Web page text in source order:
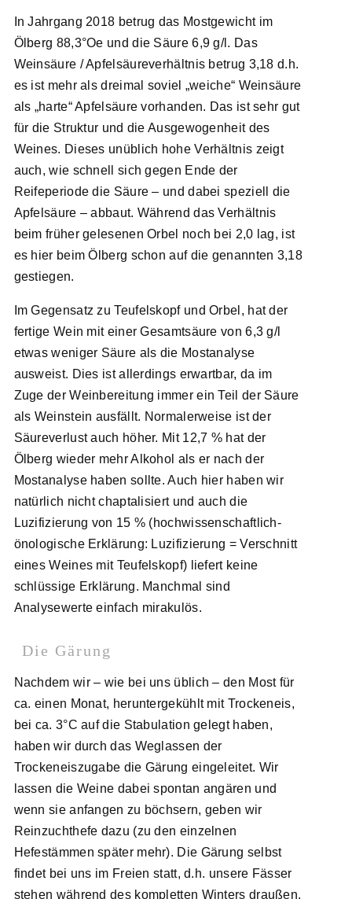
In Jahrgang 2018 betrug das Mostgewicht im
Ölberg 88,3°Oe und die Säure 6,9 g/l. Das
Weinsäure / Apfelsäureverhältnis betrug 3,18 d.h.
es ist mehr als dreimal soviel „weiche“ Weinsäure
als „harte“ Apfelsäure vorhanden. Das ist sehr gut
für die Struktur und die Ausgewogenheit des
Weines. Dieses unüblich hohe Verhältnis zeigt
auch, wie schnell sich gegen Ende der
Reifeperiode die Säure – und dabei speziell die
Apfelsäure – abbaut. Während das Verhältnis
beim früher gelesenen Orbel noch bei 2,0 lag, ist
es hier beim Ölberg schon auf die genannten 3,18
gestiegen.
Im Gegensatz zu Teufelskopf und Orbel, hat der
fertige Wein mit einer Gesamtsäure von 6,3 g/l
etwas weniger Säure als die Mostanalyse
ausweist. Dies ist allerdings erwartbar, da im
Zuge der Weinbereitung immer ein Teil der Säure
als Weinstein ausfällt. Normalerweise ist der
Säureverlust auch höher. Mit 12,7 % hat der
Ölberg wieder mehr Alkohol als er nach der
Mostanalyse haben sollte. Auch hier haben wir
natürlich nicht chaptalisiert und auch die
Luzifizierung von 15 % (hochwissenschaftlich-
önologische Erklärung: Luzifizierung = Verschnitt
eines Weines mit Teufelskopf) liefert keine
schlüssige Erklärung. Manchmal sind
Analysewerte einfach mirakulös.
Die Gärung
Nachdem wir – wie bei uns üblich – den Most für
ca. einen Monat, heruntergekühlt mit Trockeneis,
bei ca. 3°C auf die Stabulation gelegt haben,
haben wir durch das Weglassen der
Trockeneiszugabe die Gärung eingeleitet. Wir
lassen die Weine dabei spontan angären und
wenn sie anfangen zu böchsern, geben wir
Reinzuchthefe dazu (zu den einzelnen
Hefestämmen später mehr). Die Gärung selbst
findet bei uns im Freien statt, d.h. unsere Fässer
stehen während des kompletten Winters draußen.